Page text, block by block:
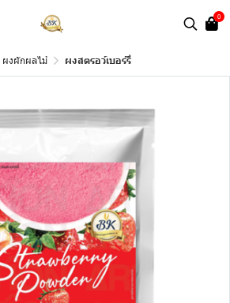
0
ผงผักผลไม้ ผงสตรอว์เบอร์รี่